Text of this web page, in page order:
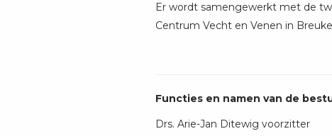
Er wordt samengewerkt met de
Centrum Vecht en Venen in
Functies en namen van de
Drs. Arie-Jan Ditewig voorzitter